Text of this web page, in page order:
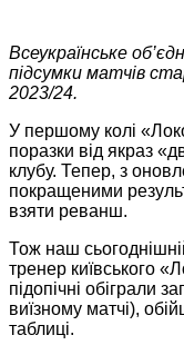
Всеукраїнське
підсумки матчів
2023/24.
У першому колі
поразки від якраз
клубу. Тепер, з
покращеними
взяти реванш.
Тож наш
тренер київського
підопічні обіграли
виїзному матчі),
таблиці.